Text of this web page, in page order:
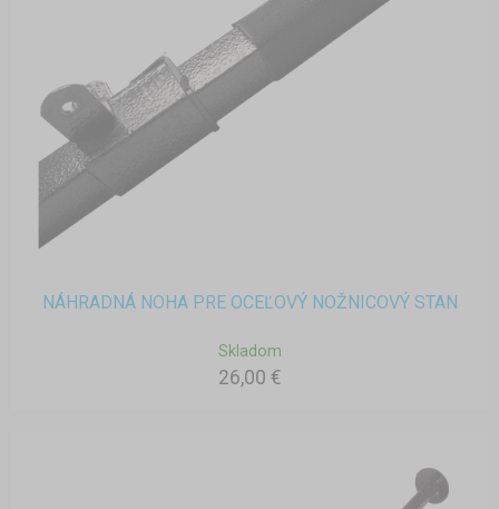
NÁHRADNÁ NOHA PRE OCEĽOVÝ NOŽNICOVÝ STAN
Skladom
26,00 €